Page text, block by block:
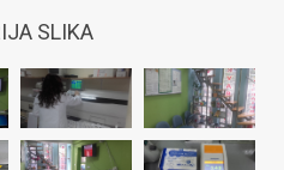
SLIKA